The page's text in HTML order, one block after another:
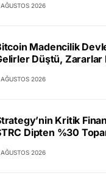
2026
Madencilik
Düştü, Zararlar
2026
Kritik
Dipten %30
2026